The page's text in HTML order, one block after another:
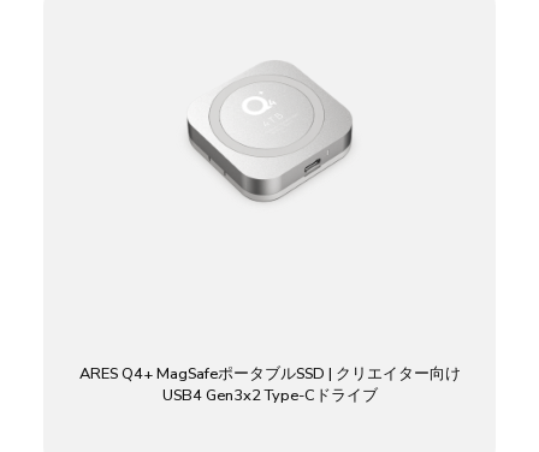
ARES Q4+ MagSafeポータブルSSD | クリエイター向け
USB4 Gen3x2 Type-Cドライブ